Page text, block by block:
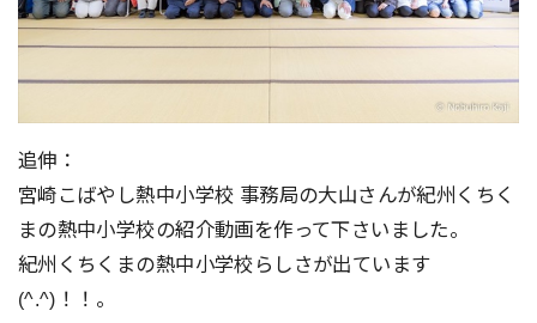
追伸：
宮崎こばやし熱中小学校 事務局の大山さんが紀州くちく
まの熱中小学校の紹介動画を作って下さいました。
紀州くちくまの熱中小学校らしさが出ています
(^.^)！！。